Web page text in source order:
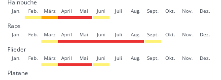
Hainbuche
Jan. Feb. März April Mai Juni Juli Aug. Sept. Okt. Nov. Dez.
Raps
Jan. Feb. März April Mai Juni Juli Aug. Sept. Okt. Nov. Dez.
Flieder
Jan. Feb. März April Mai Juni Juli Aug. Sept. Okt. Nov. Dez.
Platane